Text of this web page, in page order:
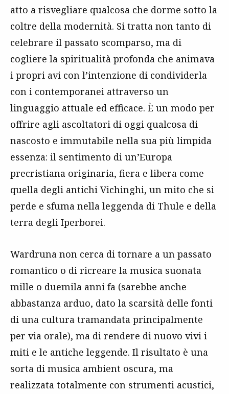
atto a risvegliare qualcosa che dorme sotto la
coltre della modernità. Si tratta non tanto di
celebrare il passato scomparso, ma di
cogliere la spiritualità profonda che animava
i propri avi con l’intenzione di condividerla
con i contemporanei attraverso un
linguaggio attuale ed efficace. È un modo per
offrire agli ascoltatori di oggi qualcosa di
nascosto e immutabile nella sua più limpida
essenza: il sentimento di un’Europa
precristiana originaria, fiera e libera come
quella degli antichi Vichinghi, un mito che si
perde e sfuma nella leggenda di Thule e della
terra degli Iperborei.
Wardruna non cerca di tornare a un passato
romantico o di ricreare la musica suonata
mille o duemila anni fa (sarebbe anche
abbastanza arduo, dato la scarsità delle fonti
di una cultura tramandata principalmente
per via orale), ma di rendere di nuovo vivi i
miti e le antiche leggende. Il risultato è una
sorta di musica ambient oscura, ma
realizzata totalmente con strumenti acustici,